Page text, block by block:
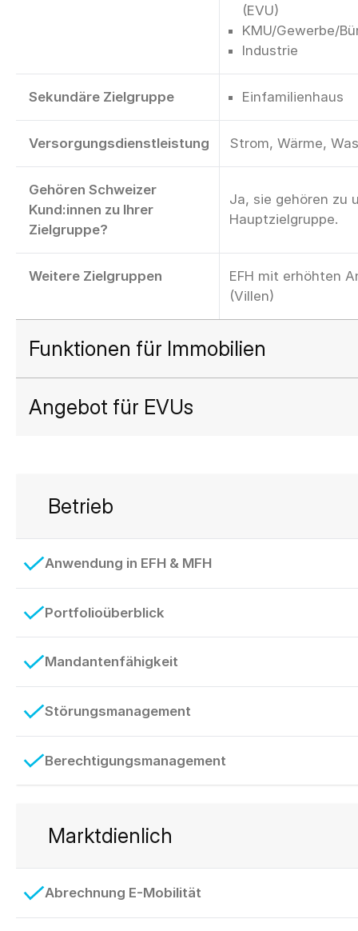
(EVU)
KMU/Gewerbe/
Industrie
Sekundäre Zielgruppe Einfamilienhaus
Versorgungsdienstleistung Strom, Wärme,
Gehören Schweizer
Kund:innen zu Ihrer
Zielgruppe?
Ja, sie gehören zu
Hauptzielgruppe.
Weitere Zielgruppen
EFH mit erhöhten
(Villen)
Funktionen für Immobilien
Angebot für EVUs
Betrieb
Anwendung in EFH & MFH
Portfolioüberblick
Mandantenfähigkeit
Störungsmanagement
Berechtigungsmanagement
Marktdienlich
Abrechnung E-Mobilität